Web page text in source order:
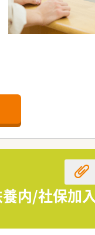
いただけます。
内/社保加